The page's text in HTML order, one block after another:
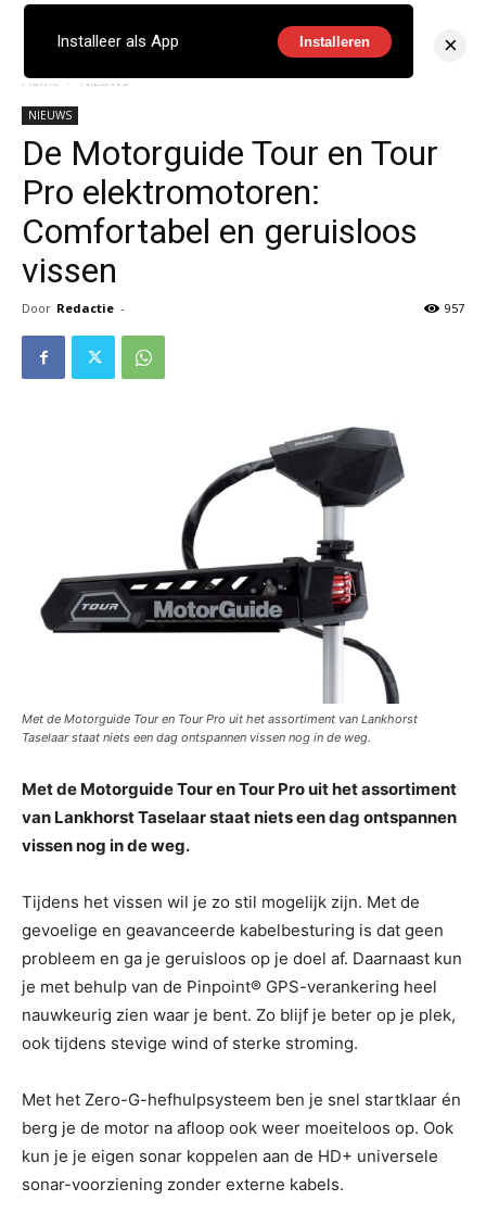
Home NIEUWS
NIEUWS
De Motorguide Tour en Tour
Pro elektromotoren:
Comfortabel en geruisloos
vissen
Door Redactie - 957
Met de Motorguide Tour en Tour Pro uit het assortiment van Lankhorst
Taselaar staat niets een dag ontspannen vissen nog in de weg.
Met de Motorguide Tour en Tour Pro uit het assortiment
van Lankhorst Taselaar staat niets een dag ontspannen
vissen nog in de weg.
Tijdens het vissen wil je zo stil mogelijk zijn. Met de
gevoelige en geavanceerde kabelbesturing is dat geen
probleem en ga je geruisloos op je doel af. Daarnaast kun
je met behulp van de Pinpoint® GPS-verankering heel
nauwkeurig zien waar je bent. Zo blijf je beter op je plek,
ook tijdens stevige wind of sterke stroming.
Met het Zero-G-hefhulpsysteem ben je snel startklaar én
berg je de motor na afloop ook weer moeiteloos op. Ook
kun je je eigen sonar koppelen aan de HD+ universele
sonar-voorziening zonder externe kabels.
Installeer als App Installeren ×